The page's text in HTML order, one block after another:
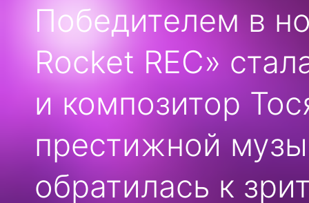
Победителем в
Rocket REC»
и композитор
престижной
обратилась к